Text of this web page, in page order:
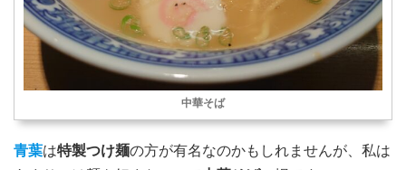
中華そば
青葉は特製つけ麺の方が有名なのかもしれませんが、私は